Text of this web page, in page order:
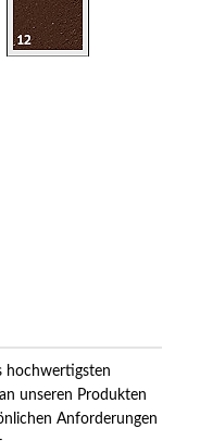
hochwertigsten
unseren Produkten
Anforderungen